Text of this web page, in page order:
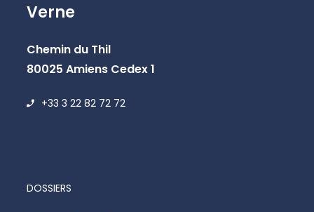
Verne
Chemin du Thil
80025 Amiens Cedex 1
+33 3 22 82 72 72
DOSSIERS